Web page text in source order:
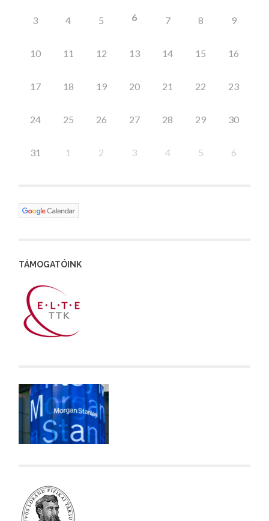
3 4 5 6 7 8 9
10 11 12 13 14 15 16
17 18 19 20 21 22 23
24 25 26 27 28 29 30
31 1 2 3 4 5 6
TÁMOGATÓINK